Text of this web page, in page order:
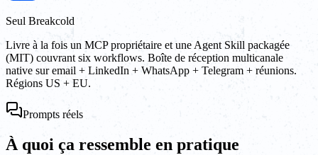
Seul Breakcold
Livre à la fois un MCP propriétaire et une Agent Skill packagée
(MIT) couvrant six workflows. Boîte de réception multicanale
native sur email + LinkedIn + WhatsApp + Telegram + réunions.
Régions US + EU.
Prompts réels
À quoi ça ressemble en pratique